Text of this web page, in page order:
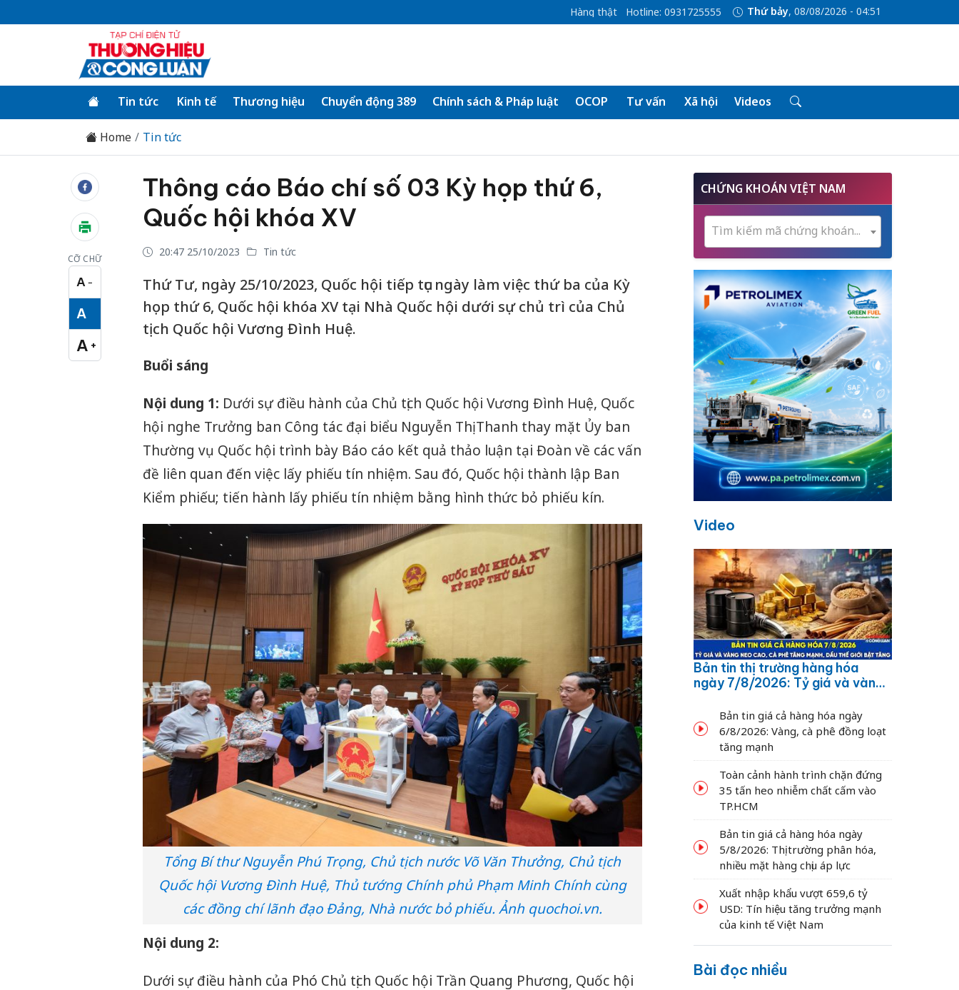
Hàng thật Hotline: 0931725555 Thứ bảy, 08/08/2026 - 04:51
Tin tức Kinh tế Thương hiệu Chuyển động 389 Chính sách & Pháp luật OCOP Tư vấn Xã hội Videos
Home Tin tức
CỠ CHỮ
A −
Cỡ chữ nhỏ
A
Cỡ chữ vừa
A +
Cỡ chữ lớn
Thông cáo Báo chí số 03 Kỳ họp thứ 6,
Quốc hội khóa XV
20:47 25/10/2023 Tin tức
Thứ Tư, ngày 25/10/2023, Quốc hội tiếp tục ngày làm việc thứ ba của Kỳ
họp thứ 6, Quốc hội khóa XV tại Nhà Quốc hội dưới sự chủ trì của Chủ
tịch Quốc hội Vương Đình Huệ.
Buổi sáng
Nội dung 1: Dưới sự điều hành của Chủ tịch Quốc hội Vương Đình Huệ, Quốc
hội nghe Trưởng ban Công tác đại biểu Nguyễn Thị Thanh thay mặt Ủy ban
Thường vụ Quốc hội trình bày Báo cáo kết quả thảo luận tại Đoàn về các vấn
đề liên quan đến việc lấy phiếu tín nhiệm. Sau đó, Quốc hội thành lập Ban
Kiểm phiếu; tiến hành lấy phiếu tín nhiệm bằng hình thức bỏ phiếu kín.
Tổng Bí thư Nguyễn Phú Trọng, Chủ tịch nước Võ Văn Thưởng, Chủ tịch
Quốc hội Vương Đình Huệ, Thủ tướng Chính phủ Phạm Minh Chính cùng
các đồng chí lãnh đạo Đảng, Nhà nước bỏ phiếu. Ảnh quochoi.vn.
Nội dung 2:
Dưới sự điều hành của Phó Chủ tịch Quốc hội Trần Quang Phương, Quốc hội
CHỨNG KHOÁN VIỆT NAM
Tìm kiếm mã chứng khoán...
Video
Bản tin thị trường hàng hóa
ngày 7/8/2026: Tỷ giá và vàng
dầu thế giới bật tăng
Bản tin giá cả hàng hóa ngày
6/8/2026: Vàng, cà phê đồng loạt
tăng mạnh
Toàn cảnh hành trình chặn đứng
35 tấn heo nhiễm chất cấm vào
TP.HCM
Bản tin giá cả hàng hóa ngày
5/8/2026: Thị trường phân hóa,
nhiều mặt hàng chịu áp lực
Xuất nhập khẩu vượt 659,6 tỷ
USD: Tín hiệu tăng trưởng mạnh
của kinh tế Việt Nam
Bài đọc nhiều